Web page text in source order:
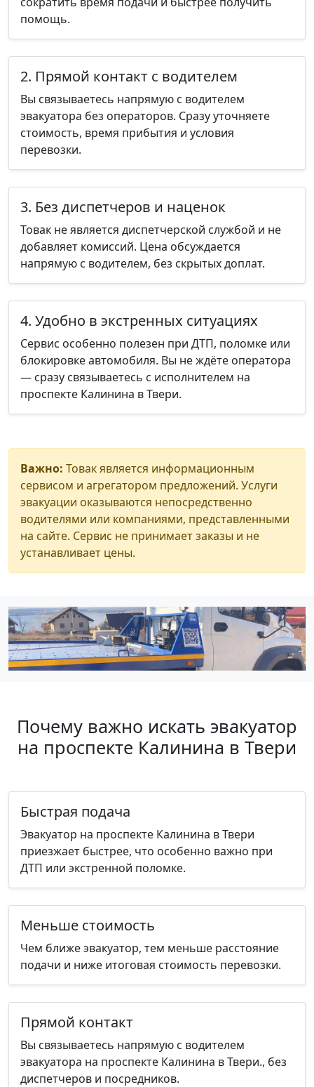
помощь.
2. Прямой контакт с водителем
Вы связываетесь напрямую с водителем
эвакуатора без операторов. Сразу уточняете
стоимость, время прибытия и условия
перевозки.
3. Без диспетчеров и наценок
Товак не является диспетчерской службой и не
добавляет комиссий. Цена обсуждается
напрямую с водителем, без скрытых доплат.
4. Удобно в экстренных ситуациях
Сервис особенно полезен при ДТП, поломке или
блокировке автомобиля. Вы не ждёте оператора
— сразу связываетесь с исполнителем на
проспекте Калинина в Твери.
Важно: Товак является информационным
сервисом и агрегатором предложений. Услуги
эвакуации оказываются непосредственно
водителями или компаниями, представленными
на сайте. Сервис не принимает заказы и не
устанавливает цены.
Почему важно искать эвакуатор
на проспекте Калинина в Твери
Быстрая подача
Эвакуатор на проспекте Калинина в Твери
приезжает быстрее, что особенно важно при
ДТП или экстренной поломке.
Меньше стоимость
Чем ближе эвакуатор, тем меньше расстояние
подачи и ниже итоговая стоимость перевозки.
Прямой контакт
Вы связываетесь напрямую с водителем
эвакуатора на проспекте Калинина в Твери., без
диспетчеров и посредников.